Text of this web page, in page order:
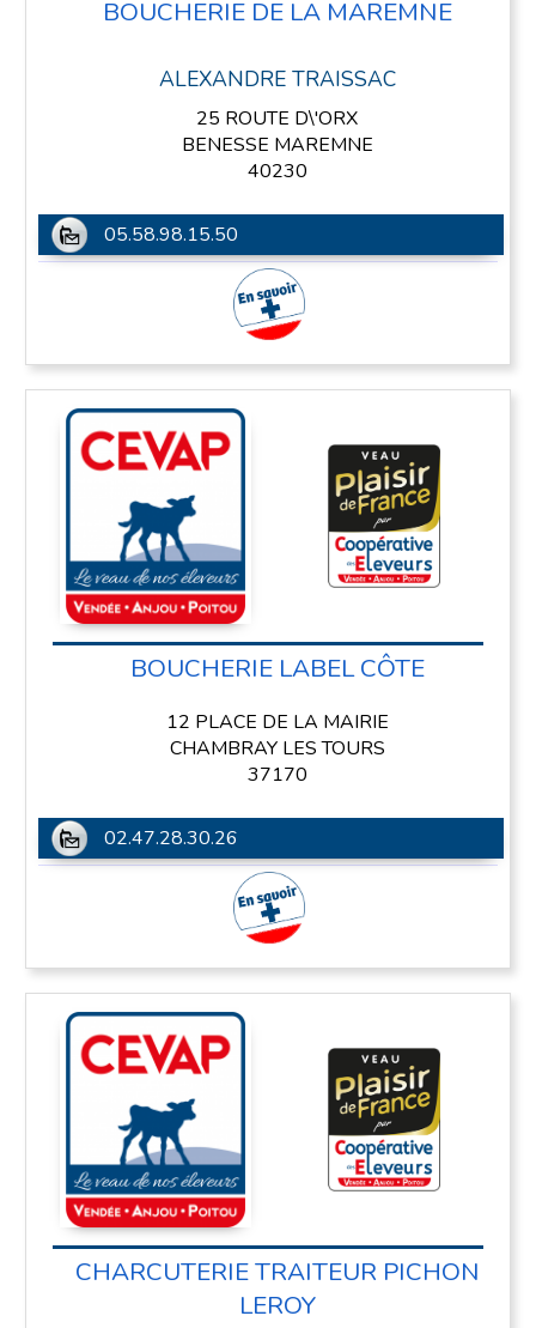
BOUCHERIE DE LA MAREMNE
ALEXANDRE TRAISSAC
25 ROUTE D\'ORX
BENESSE MAREMNE
40230
05.58.98.15.50
BOUCHERIE LABEL CÔTE
12 PLACE DE LA MAIRIE
CHAMBRAY LES TOURS
37170
02.47.28.30.26
CHARCUTERIE TRAITEUR PICHON
LEROY